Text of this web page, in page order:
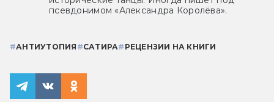
псевдонимом «Александра Королёва».
#АНТИУТОПИЯ #САТИРА# РЕЦЕНЗИИ НА КНИГИ